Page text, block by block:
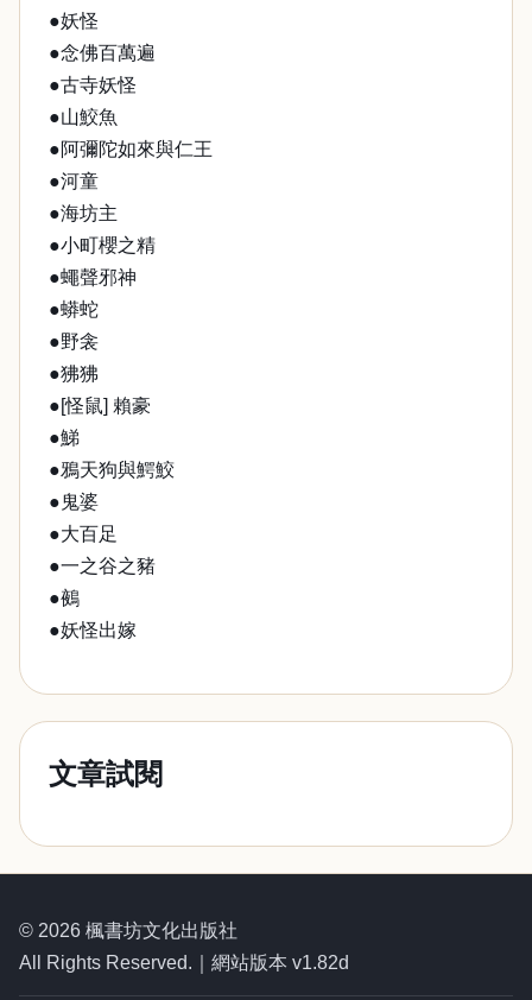
●妖怪
●念佛百萬遍
●古寺妖怪
●山鮫魚
●阿彌陀如來與仁王
●河童
●海坊主
●小町櫻之精
●蠅聲邪神
●蟒蛇
●野衾
●狒狒
●[怪鼠] 賴豪
●鮷
●鴉天狗與鰐鮫
●鬼婆
●大百足
●一之谷之豬
●鵺
●妖怪出嫁
文章試閱
© 2026 楓書坊文化出版社
All Rights Reserved.｜網站版本 v1.82d